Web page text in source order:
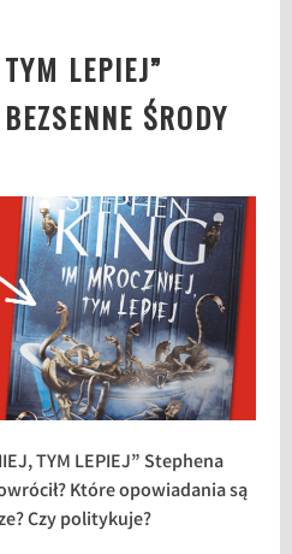
LEPIEJ”
ŚRODY
TYM LEPIEJ” Stephena
Które opowiadania są
Czy politykuje?